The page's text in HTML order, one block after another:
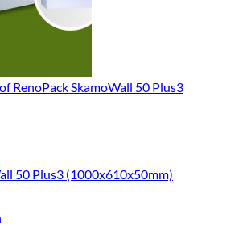
50 Plus3 (1000x610x50mm)